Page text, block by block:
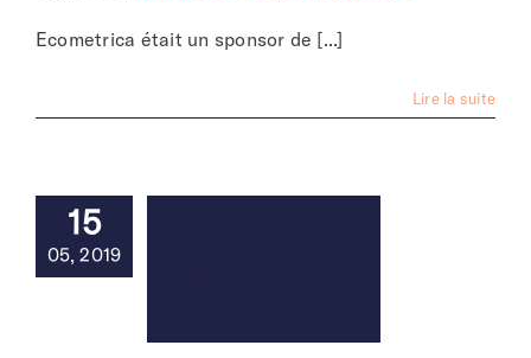
Ecometrica était un sponsor de [...]
Lire la suite
15
05, 2019